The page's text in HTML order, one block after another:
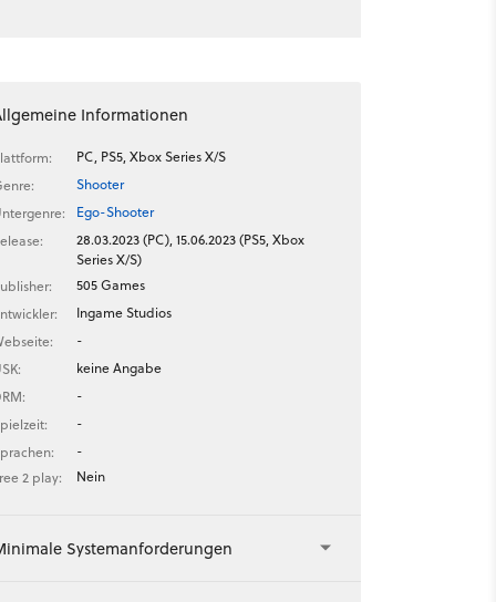
Informationen
PC, PS5, Xbox Series X/S
Shooter
Ego-Shooter
28.03.2023 (PC), 15.06.2023 (PS5, Xbox
Series X/S)
505 Games
Ingame Studios
-
keine Angabe
-
-
-
2 play:
Nein
Systemanforderungen